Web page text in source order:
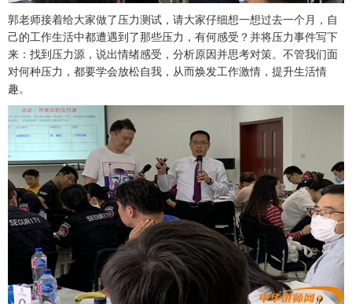
郭老师接着给大家做了压力测试，请大家仔细想一想过去一个月，自
己的工作生活中都遭遇到了那些压力，有何感受？并将压力事件写下
来：找到压力源，说出情绪感受，分析原因并思考对策。不管我们面
对何种压力，都要学会放松自我，从而焕发工作激情，提升生活情
趣。